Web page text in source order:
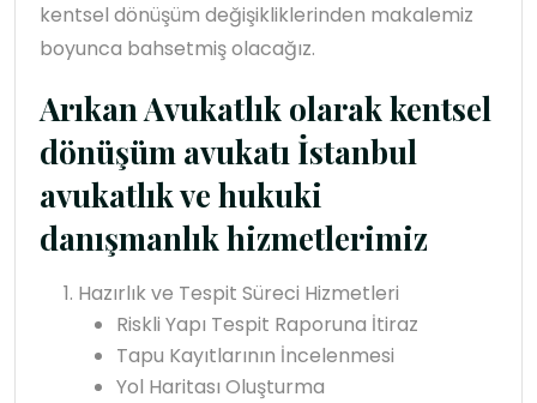
kentsel dönüşüm değişikliklerinden makalemiz
boyunca bahsetmiş olacağız.
Arıkan Avukatlık olarak kentsel
dönüşüm avukatı İstanbul
avukatlık ve hukuki
danışmanlık hizmetlerimiz
Hazırlık ve Tespit Süreci Hizmetleri
Riskli Yapı Tespit Raporuna İtiraz
Tapu Kayıtlarının İncelenmesi
Yol Haritası Oluşturma